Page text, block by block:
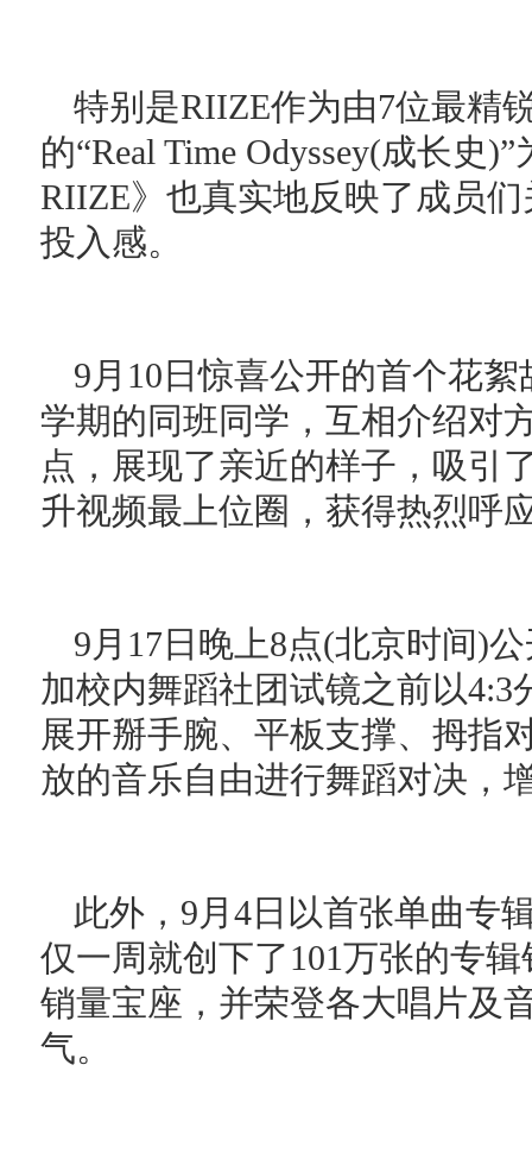
特别是RIIZE作为由7位最精
的“Real Time Odyssey(成长史
RIIZE》也真实地反映了成员
投入感。
9月10日惊喜公开的首个花
学期的同班同学，互相介绍对
点，展现了亲近的样子，吸引
升视频最上位圈，获得热烈呼
9月17日晚上8点(北京时间)
加校内舞蹈社团试镜之前以
展开掰手腕、平板支撑、拇指
放的音乐自由进行舞蹈对决，
此外，9月4日以首张单曲专
仅一周就创下了101万张的专
销量宝座，并荣登各大唱片及
气。